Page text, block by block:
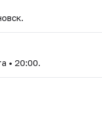
• 20:00.